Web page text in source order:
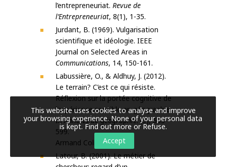
l’entrepreneuriat. Revue de
l’Entrepreneuriat, 8(1), 1-35.
Jurdant, B. (1969). Vulgarisation
scientifique et idéologie. IEEE
Journal on Selected Areas in
Communications, 14, 150-161.
Labussière, O., & Aldhuy, J. (2012).
Le terrain? C’est ce qui résiste.
Réflexion sur la portée cognitive de
l’expérience sensible en géographie.
InAnnales de géographie. (5), 583-
599.
Armand Colin.
Latour, B. (2001). Le métier de
This website uses cookies to analyse and improve
your browsing experience. None of your personal data
is kept. Find out more or Refuse.
Accept